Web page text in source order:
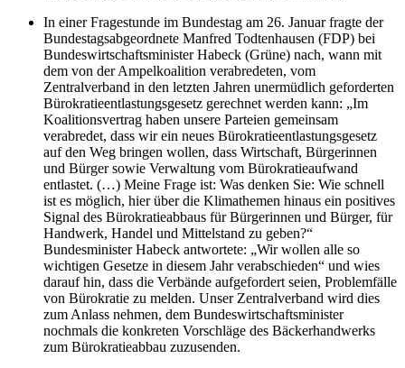
In einer Fragestunde im Bundestag am 26. Januar fragte der
Bundestagsabgeordnete Manfred Todtenhausen (FDP) bei
Bundeswirtschaftsminister Habeck (Grüne) nach, wann mit
dem von der Ampelkoalition verabredeten, vom
Zentralverband in den letzten Jahren unermüdlich geforderten
Bürokratieentlastungsgesetz gerechnet werden kann: „Im
Koalitionsvertrag haben unsere Parteien gemeinsam
verabredet, dass wir ein neues Bürokratieentlastungsgesetz
auf den Weg bringen wollen, dass Wirtschaft, Bürgerinnen
und Bürger sowie Verwaltung vom Bürokratieaufwand
entlastet. (…) Meine Frage ist: Was denken Sie: Wie schnell
ist es möglich, hier über die Klimathemen hinaus ein positives
Signal des Bürokratieabbaus für Bürgerinnen und Bürger, für
Handwerk, Handel und Mittelstand zu geben?“
Bundesminister Habeck antwortete: „Wir wollen alle so
wichtigen Gesetze in diesem Jahr verabschieden“ und wies
darauf hin, dass die Verbände aufgefordert seien, Problemfälle
von Bürokratie zu melden. Unser Zentralverband wird dies
zum Anlass nehmen, dem Bundeswirtschaftsminister
nochmals die konkreten Vorschläge des Bäckerhandwerks
zum Bürokratieabbau zuzusenden.